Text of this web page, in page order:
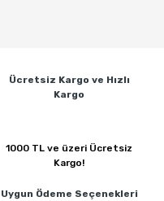
Ücretsiz Kargo ve Hızlı
Kargo
1000 TL ve üzeri Ücretsiz
Kargo!
Uygun Ödeme Seçenekleri